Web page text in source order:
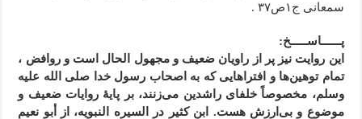
سمعانی ج۱ص۳۷ .
پــــــاســـــخ:
این روایت نیز پر از راویان ضعیف و مجهول الحال است و روافض ،
تمام توهین‌ها و افتراهایی که به اصحاب رسول خدا صلی الله علیه
وسلم، مخصوصاً خلفای راشدین می‌زنند، بر پایۀ روایات ضعیف و
موضوع و بی‌ارزش هست. ابن کثیر در السیره النبویه، از أبو نعیم